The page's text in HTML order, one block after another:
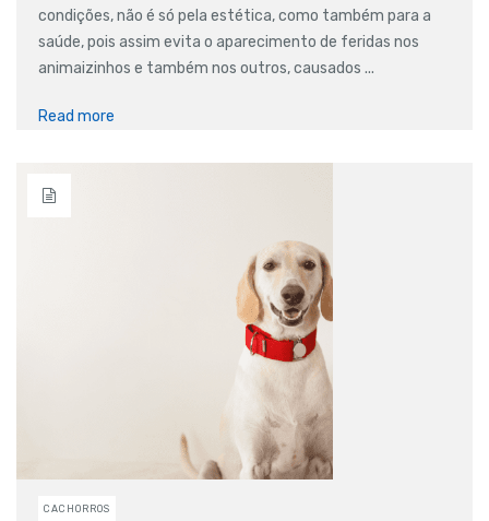
condições, não é só pela estética, como também para a
saúde, pois assim evita o aparecimento de feridas nos
animaizinhos e também nos outros, causados ...
Read more
CACHORROS